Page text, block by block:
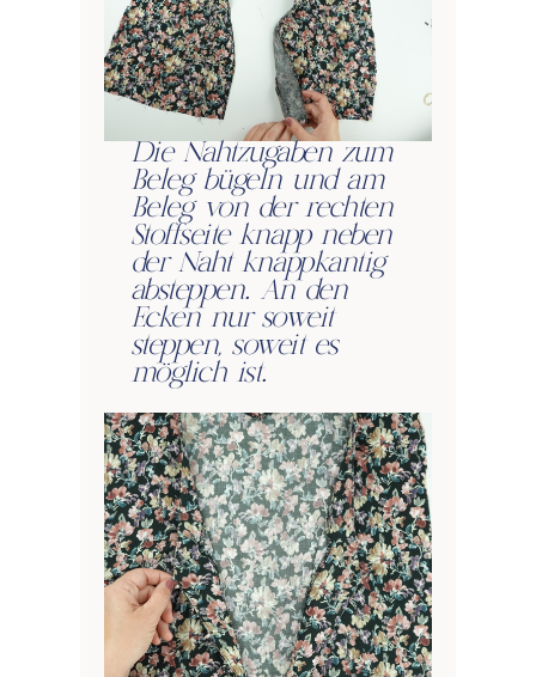
Die Nahtzugaben zum
Beleg bügeln und am
Beleg von der rechten
Stoffseite knapp neben
der Naht knappkantig
absteppen. An den
Ecken nur soweit
steppen, soweit es
möglich ist.